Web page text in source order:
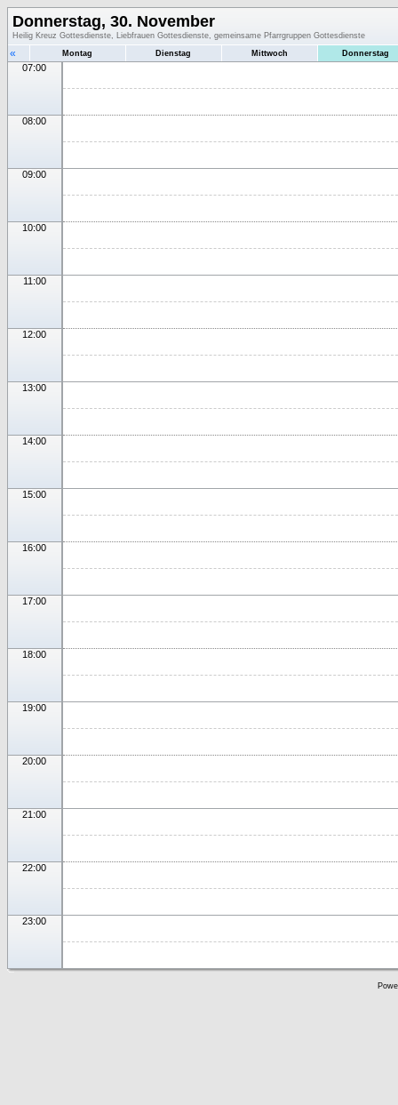
Donnerstag, 30. November
Heilig Kreuz Gottesdienste, Liebfrauen Gottesdienste, gemeinsame Pfarrgruppen Gottesdienste
« Montag Dienstag Mittwoch Donnerstag
07:00
08:00
09:00
10:00
11:00
12:00
13:00
14:00
15:00
16:00
17:00
18:00
19:00
20:00
21:00
22:00
23:00